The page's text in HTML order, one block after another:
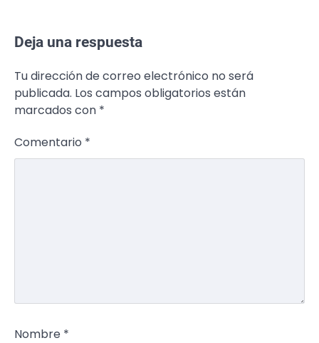
Deja una respuesta
Tu dirección de correo electrónico no será
publicada. Los campos obligatorios están
marcados con *
Comentario *
Nombre *